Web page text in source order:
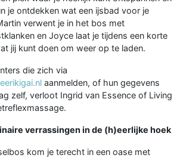
je ontdekken wat een ijsbad voor je
verwent je in het bos met
en Joyce laat je tijdens een korte
jij kunt doen om weer op te laden.
die zich via
aanmelden, of hun gegevens
zelf, verloot Ingrid van Essence of Living
verrassingen in de (h)eerlijke hoek
kom je terecht in een oase met